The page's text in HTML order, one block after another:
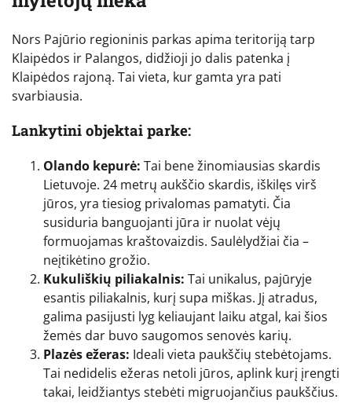
Nors Pajūrio regioninis parkas apima teritoriją tarp
Klaipėdos ir Palangos, didžioji jo dalis patenka į
Klaipėdos rajoną. Tai vieta, kur gamta yra pati
svarbiausia.
Lankytini objektai parke:
Olando kepurė: Tai bene žinomiausias skardis
Lietuvoje. 24 metrų aukščio skardis, iškilęs virš
jūros, yra tiesiog privalomas pamatyti. Čia
susiduria banguojanti jūra ir nuolat vėjų
formuojamas kraštovaizdis. Saulėlydžiai čia –
neįtikėtino grožio.
Kukuliškių piliakalnis: Tai unikalus, pajūryje
esantis piliakalnis, kurį supa miškas. Jį atradus,
galima pasijusti lyg keliaujant laiku atgal, kai šios
žemės dar buvo saugomos senovės karių.
Plazės ežeras: Ideali vieta paukščių stebėtojams.
Tai nedidelis ežeras netoli jūros, aplink kurį įrengti
takai, leidžiantys stebėti migruojančius paukščius.